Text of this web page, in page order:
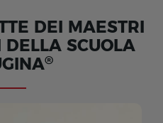
DEI MAESTRI
DELLA SCUOLA
®